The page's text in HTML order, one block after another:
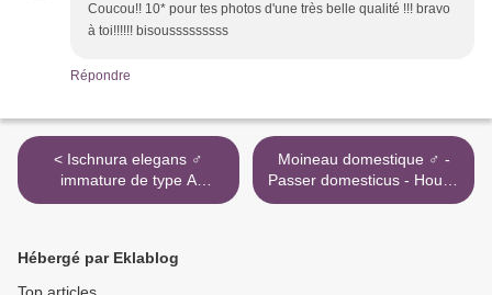
Coucou!! 10* pour tes photos d'une très belle qualité !!! bravo
à toi!!!!!! bisousssssssss
Répondre
< Ischnura elegans ♂
immature de type A
(Ischnure élégante)
Moineau domestique ♂ -
Passer domesticus - House
Sparrow >
Hébergé par Eklablog